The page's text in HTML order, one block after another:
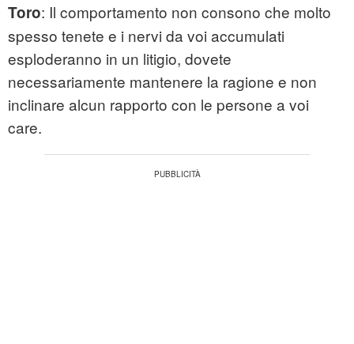
Toro: Il comportamento non consono che molto
spesso tenete e i nervi da voi accumulati
esploderanno in un litigio, dovete
necessariamente mantenere la ragione e non
inclinare alcun rapporto con le persone a voi
care.